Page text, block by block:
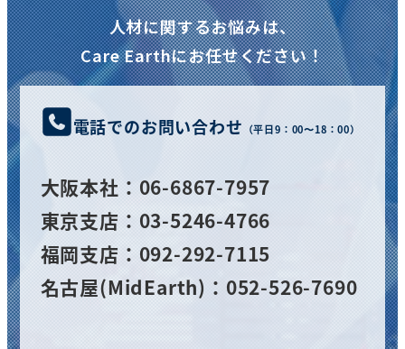
人材に関するお悩みは、
Care Earthにお任せください！
電話でのお問い合わせ （平日9：00〜18：00）
大阪本社 ：06-6867-7957
東京支店：03-5246-4766
福岡支店：092-292-7115
名古屋(MidEarth)：052-526-7690